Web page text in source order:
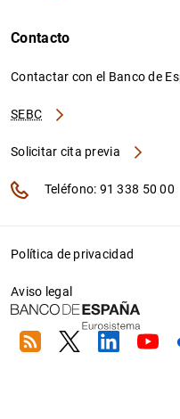
Contacto
Contactar con el Banco de
SEBC
Solicitar cita previa
Teléfono: 91 338 50 00
Política de privacidad
Aviso legal
RSS TwitterLinkedin